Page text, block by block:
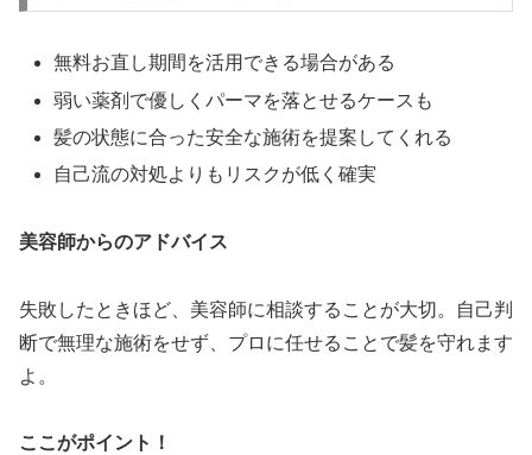
無料お直し期間を活用できる場合がある
弱い薬剤で優しくパーマを落とせるケースも
髪の状態に合った安全な施術を提案してくれる
自己流の対処よりもリスクが低く確実
美容師からのアドバイス
失敗したときほど、美容師に相談することが大切。自己判
断で無理な施術をせず、プロに任せることで髪を守れます
よ。
ここがポイント！